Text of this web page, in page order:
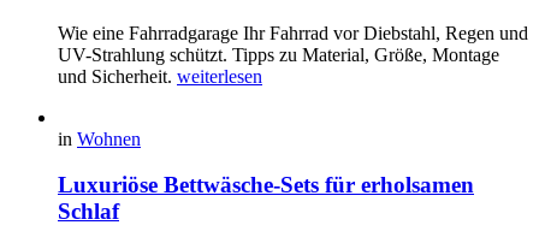
Wie eine Fahrradgarage Ihr Fahrrad vor Diebstahl, Regen und
UV-Strahlung schützt. Tipps zu Material, Größe, Montage
und Sicherheit. weiterlesen
in Wohnen
Luxuriöse Bettwäsche-Sets für erholsamen
Schlaf